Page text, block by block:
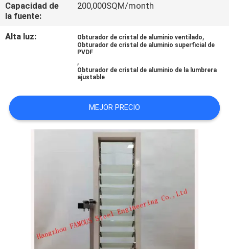
NOTICIAS
PIDA
UNA
PRIVACY
Capacidad de
la fuente:
200,000SQM/month
Alta luz: Obturador de cristal de aluminio ventilado,
Obturador de cristal de aluminio superficial de
PVDF
,
Obturador de cristal de aluminio de la lumbrera
ajustable
MEJOR PRECIO